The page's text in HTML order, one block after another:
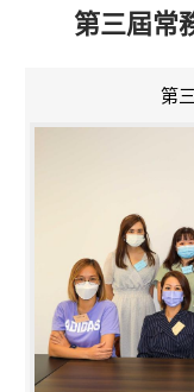
第三屆
第